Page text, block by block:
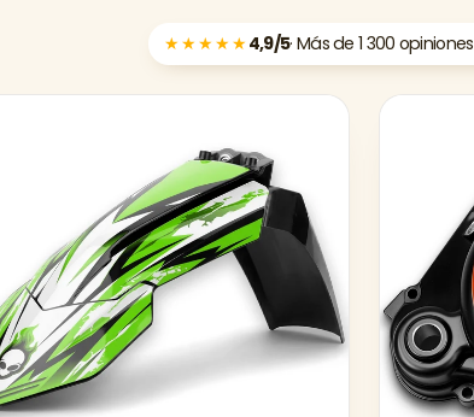
★★★★★4,9/5· Más de 1 300